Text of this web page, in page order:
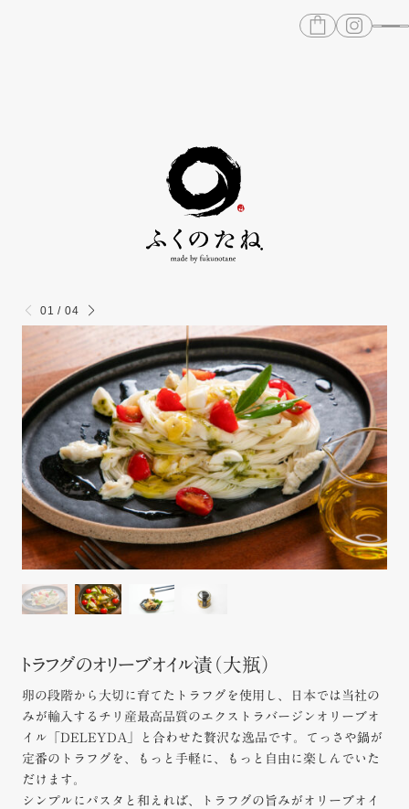
トラフグのオリーブオイル漬（大瓶）
卵の段階から大切に育てたトラフグを使用し、日本では当社の
みが輸入するチリ産最高品質のエクストラバージンオリーブオ
イル「DELEYDA」と合わせた贅沢な逸品です。てっさや鍋が
定番のトラフグを、もっと手軽に、もっと自由に楽しんでいた
だけます。
シンプルにパスタと和えれば、トラフグの旨みがオリーブオイ
01 / 04